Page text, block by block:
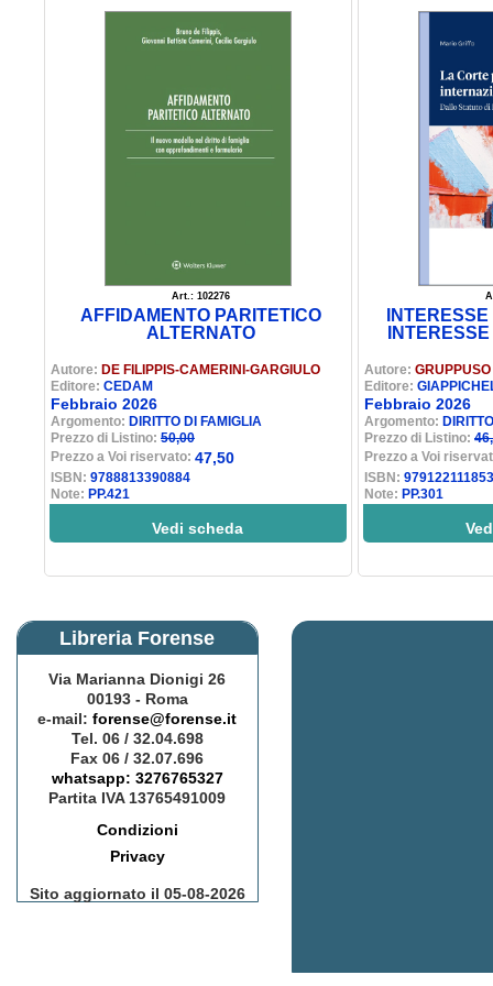
Art.: 102276
AFFIDAMENTO PARITETICO
ALTERNATO
Autore: DE FILIPPIS-CAMERINI-GARGIULO
Editore: CEDAM
Febbraio 2026
Argomento: DIRITTO DI FAMIGLIA
Prezzo di Listino: 50,00
Prezzo a Voi riservato: 47,50
ISBN: 9788813390884
Note: PP.421
Vedi scheda
Autore: GRUPPUSO
Editore:
Febbraio 2026
Argomento:
Prezzo di Listino:
Prezzo a Voi
ISBN:
Note: PP.301
Libreria Forense
Via Marianna Dionigi 26
00193 - Roma
e-mail:forense@forense.it
Tel. 06 / 32.04.698
Fax 06 / 32.07.696
whatsapp: 3276765327
Partita IVA 13765491009
Condizioni
Privacy
Sito aggiornato il 05-08-2026